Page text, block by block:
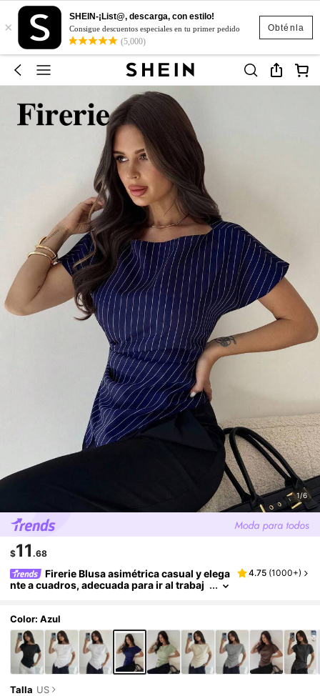
Obténla
×
SHEIN-¡List@, descarga, con estilo!
Consigue descuentos especiales en tu primer pedido
(5,000)
1/6
$11 .68
Firerie Blusa asimétrica casual y elega
nte a cuadros, adecuada para ir al trabaj
tuendos para volver a la escuela / Atuendos
de maestra / Blusas para salir / Blusas para s
alir / Casual de negocios para mujer / Camisa
a rayas / Casual de negocios para mujer / Ca
misas de maestra
4.75 (1000+)
Color: Azul
Talla US